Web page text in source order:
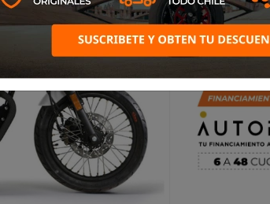
Una moto
se inician en
excelente
y un diseño